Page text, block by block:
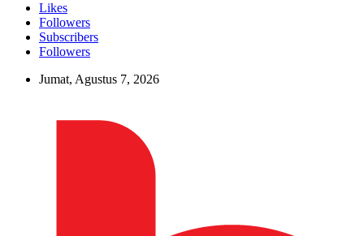
Likes
Followers
Subscribers
Followers
Jumat, Agustus 7, 2026